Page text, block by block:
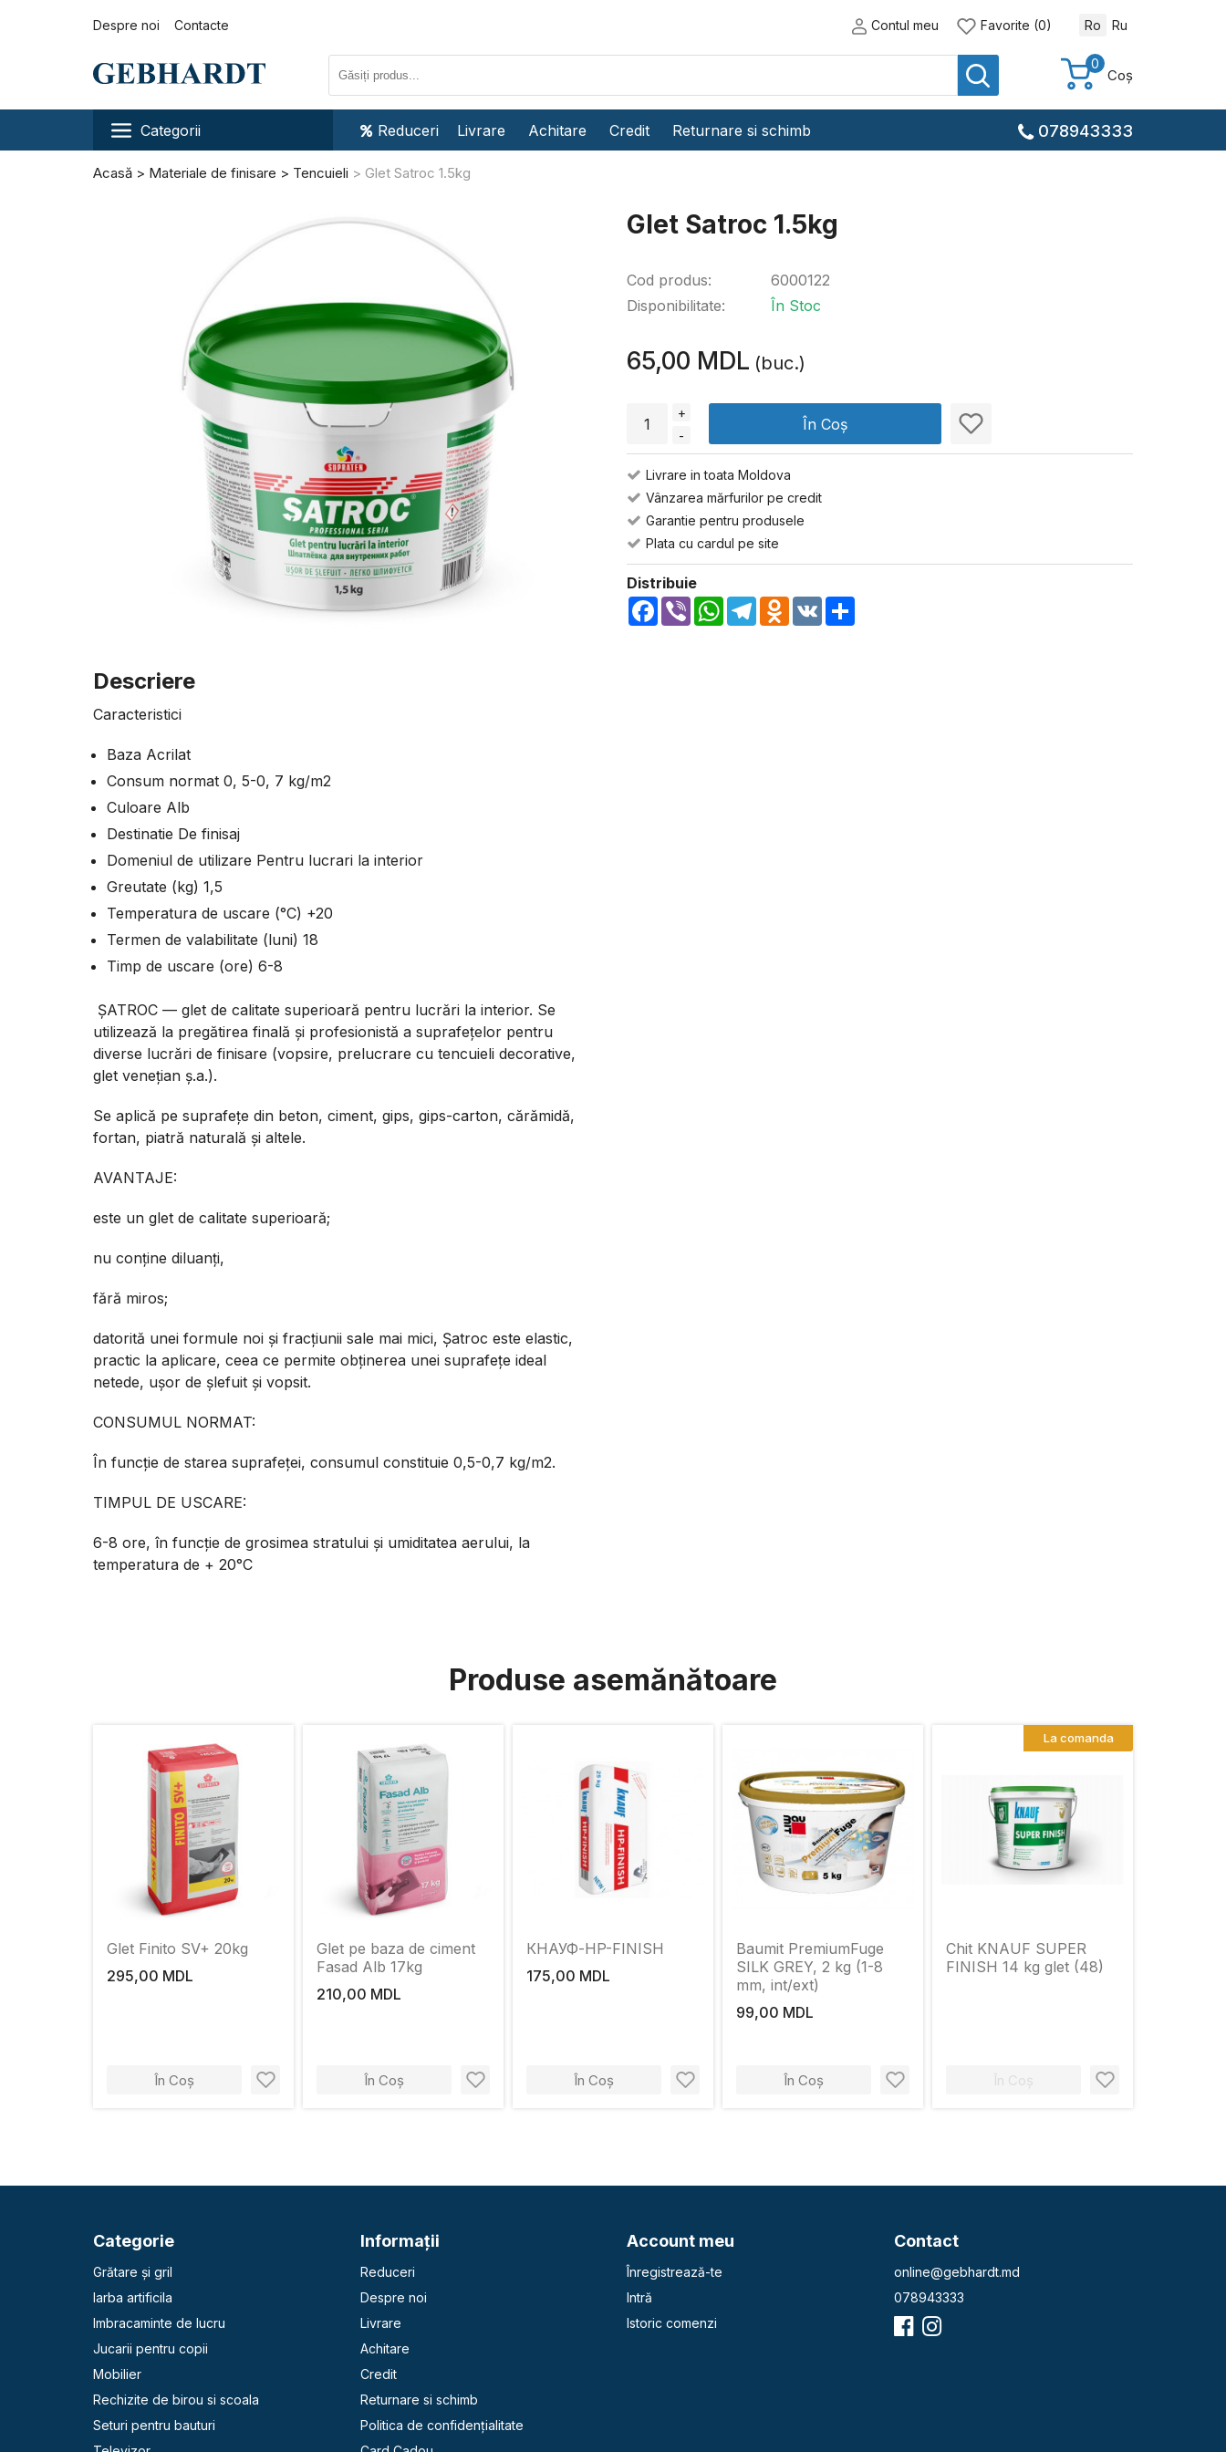
Despre noi Contacte Contul meu Favorite (0) Ro Ru
0
Coș
Categorii Reduceri Livrare Achitare Credit Returnare si schimb 078943333
Acasă Materiale de finisare Tencuieli Glet Satroc 1.5kg
Descriere
Caracteristici
Baza Acrilat
Consum normat 0, 5-0, 7 kg/m2
Culoare Alb
Destinatie De finisaj
Domeniul de utilizare Pentru lucrari la interior
Greutate (kg) 1,5
Temperatura de uscare (°С) +20
Termen de valabilitate (luni) 18
Timp de uscare (ore) 6-8
ŞATROC — glet de calitate superioară pentru lucrări la interior. Se
utilizează la pregătirea finală şi profesionistă a suprafeţelor pentru
diverse lucrări de finisare (vopsire, prelucrare cu tencuieli decorative,
glet veneţian ş.a.).
Se aplică pe suprafeţe din beton, ciment, gips, gips-carton, cărămidă,
fortan, piatră naturală şi altele.
AVANTAJE:
este un glet de calitate superioară;
nu conţine diluanţi,
fără miros;
datorită unei formule noi şi fracţiunii sale mai mici, Şatroc este elastic,
practic la aplicare, сeea ce permite obţinerea unei suprafeţe ideal
netede, uşor de şlefuit şi vopsit.
CONSUMUL NORMAT:
În funcţie de starea suprafeţei, consumul constituie 0,5-0,7 kg/m2.
TIMPUL DE USCARE:
6-8 ore, în funcţie de grosimea stratului şi umiditatea aerului, la
temperatura de + 20°C
Glet Satroc 1.5kg
Cod produs:
Disponibilitate:
6000122
În Stoc
65,00 MDL (buc.)
+
-
În Coș
Livrare in toata Moldova
Vânzarea mărfurilor pe credit
Garantie pentru produsele
Plata cu cardul pe site
Distribuie
Facebook
Viber WhatsApp
TelegramOdnoklassniki
VK
Produse asemănătoare
Glet Finito SV+ 20kg
295,00 MDL
În Coș
Glet pe baza de ciment
Fasad Alb 17kg
210,00 MDL
În Coș
КНАУФ-HP-FINISH
175,00 MDL
În Coș
Baumit PremiumFuge
SILK GREY, 2 kg (1-8
mm, int/ext)
99,00 MDL
În Coș
Chit KNAUF SUPER
FINISH 14 kg glet (48)
În Coș
La comanda
Categorie
Grătare și gril
Iarba artificila
Imbracaminte de lucru
Jucarii pentru copii
Mobilier
Rechizite de birou si scoala
Seturi pentru bauturi
Informaţii
Reduceri
Despre noi
Livrare
Achitare
Credit
Returnare si schimb
Politica de confidențialitate
Account meu
Înregistrează-te
Intră
Istoric comenzi
Contact
online@gebhardt.md
078943333